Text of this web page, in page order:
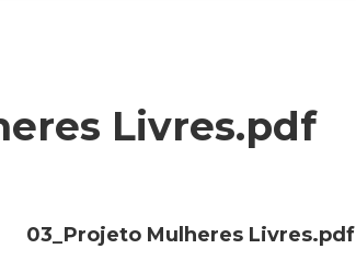
Livres.pdf
03_Projeto Mulheres Livres.pdf